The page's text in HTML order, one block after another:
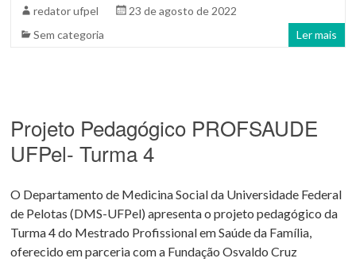
redator ufpel
23 de agosto de 2022
Sem categoria
Ler mais
Projeto Pedagógico PROFSAUDE
UFPel- Turma 4
O Departamento de Medicina Social da Universidade Federal
de Pelotas (DMS-UFPel) apresenta o projeto pedagógico da
Turma 4 do Mestrado Profissional em Saúde da Família,
oferecido em parceria com a Fundação Osvaldo Cruz